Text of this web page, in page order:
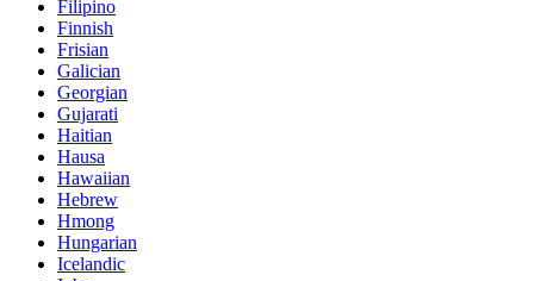
Filipino
Finnish
Frisian
Galician
Georgian
Gujarati
Haitian
Hausa
Hawaiian
Hebrew
Hmong
Hungarian
Icelandic